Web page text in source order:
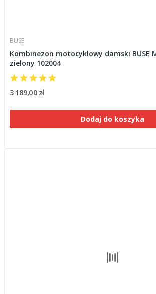
BUSE
Kombinezon motocyklowy damski BUSE
zielony 102004
3 189,00 zł
Dodaj do koszyka